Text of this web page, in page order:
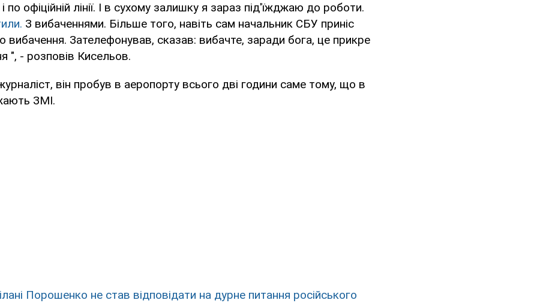
по офіційній лінії. І в сухому залишку я зараз під'їжджаю до роботи.
З вибаченнями. Більше того, навіть сам начальник СБУ приніс
вибачення. Зателефонував, сказав: вибачте, заради бога, це прикре
", - розповів Кисельов.
він пробув в аеропорту всього дві години саме тому, що в
ЗМІ.
Порошенко не став відповідати на дурне питання російського